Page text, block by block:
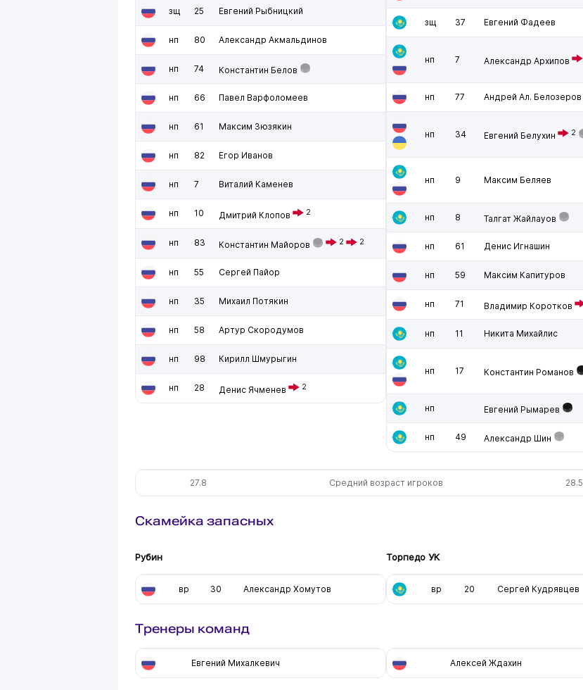
зщ 25 Евгений Рыбницкий
нп 80 Александр Акмальдинов
нп 74 Константин Белов
нп 66 Павел Варфоломеев
нп 61 Максим Зюзякин
нп 82 Егор Иванов
нп 7 Виталий Каменев
нп 10 Дмитрий Клопов 2
нп 83 Константин Майоров 2 2
нп 55 Сергей Пайор
нп 35 Михаил Потякин
нп 58 Артур Скородумов
нп 98 Кирилл Шмурыгин
нп 28 Денис Ячменев 2
зщ 37 Евгений Фадеев
нп 7 Александр Архипов
нп 77 Андрей Ал. Белозеров
нп 34 Евгений Белухин 2
нп 9 Максим Беляев
нп 8 Талгат Жайлауов
нп 61 Денис Игнашин
нп 59 Максим Капитуров
нп 71 Владимир Коротков
нп 11 Никита Михайлис
нп 17 Константин Романов
нп Евгений Рымарев
нп 49 Александр Шин
27.8 Средний возраст игроков 28.5
Скамейка запасных
Рубин
вр 30 Александр Хомутов
Торпедо УК
вр 20 Сергей Кудрявцев
Тренеры команд
Евгений Михалкевич Алексей Ждахин